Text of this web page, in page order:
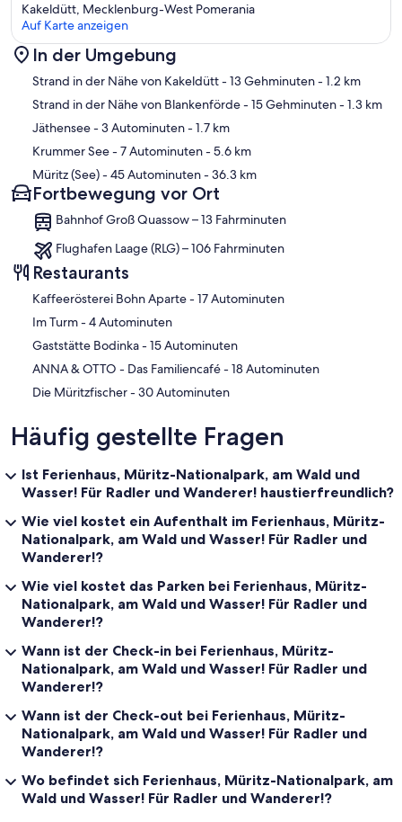
Karte
Kakeldütt, Mecklenburg-West Pomerania
Auf Karte anzeigen
In der Umgebung
Strand in der Nähe von Kakeldütt- 13 Gehminuten- 1.2 km
Strand in der Nähe von Blankenförde- 15 Gehminuten- 1.3 km
Jäthensee- 3 Autominuten- 1.7 km
Krummer See- 7 Autominuten- 5.6 km
Müritz (See)- 45 Autominuten- 36.3 km
Fortbewegung vor Ort
Bahnhof Groß Quassow – 13 Fahrminuten
Flughafen Laage (RLG) – 106 Fahrminuten
Restaurants
‪Kaffeerösterei Bohn Aparte - ‬17 Autominuten
‪Im Turm - ‬4 Autominuten
‪Gaststätte Bodinka - ‬15 Autominuten
‪ANNA & OTTO - Das Familiencafé - ‬18 Autominuten
‪Die Müritzfischer - ‬30 Autominuten
Häufig gestellte Fragen
Ist Ferienhaus, Müritz-Nationalpark, am Wald und
Wasser! Für Radler und Wanderer! haustierfreundlich?
Wie viel kostet ein Aufenthalt im Ferienhaus, Müritz-
Nationalpark, am Wald und Wasser! Für Radler und
Wanderer!?
Wie viel kostet das Parken bei Ferienhaus, Müritz-
Nationalpark, am Wald und Wasser! Für Radler und
Wanderer!?
Wann ist der Check-in bei Ferienhaus, Müritz-
Nationalpark, am Wald und Wasser! Für Radler und
Wanderer!?
Wann ist der Check-out bei Ferienhaus, Müritz-
Nationalpark, am Wald und Wasser! Für Radler und
Wanderer!?
Wo befindet sich Ferienhaus, Müritz-Nationalpark, am
Wald und Wasser! Für Radler und Wanderer!?